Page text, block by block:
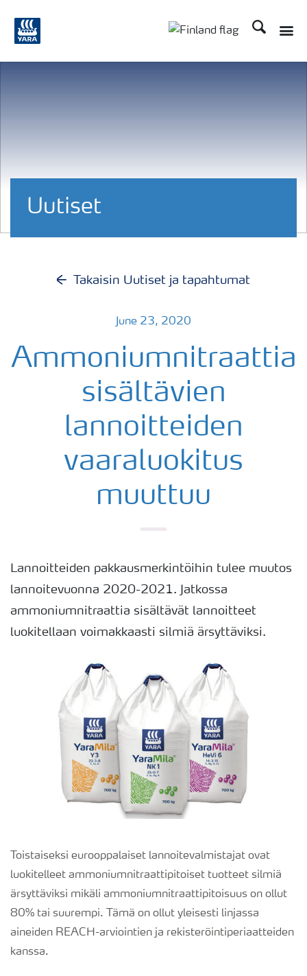
Etsi
Uutiset
Takaisin Uutiset ja tapahtumat
June 23, 2020
Ammoniumnitraattia
sisältävien
lannoitteiden
vaaraluokitus
muuttuu
Lannoitteiden pakkausmerkintöihin tulee muutos
lannoitevuonna 2020-2021. Jatkossa
ammoniumnitraattia sisältävät lannoitteet
luokitellaan voimakkaasti silmiä ärsyttäviksi.
Toistaiseksi eurooppalaiset lannoitevalmistajat ovat
luokitelleet ammoniumnitraattipitoiset tuotteet silmiä
ärsyttäviksi mikäli ammoniumnitraattipitoisuus on ollut
80% tai suurempi. Tämä on ollut yleisesti linjassa
aineiden REACH-arviointien ja rekisteröintiperiaatteiden
kanssa.